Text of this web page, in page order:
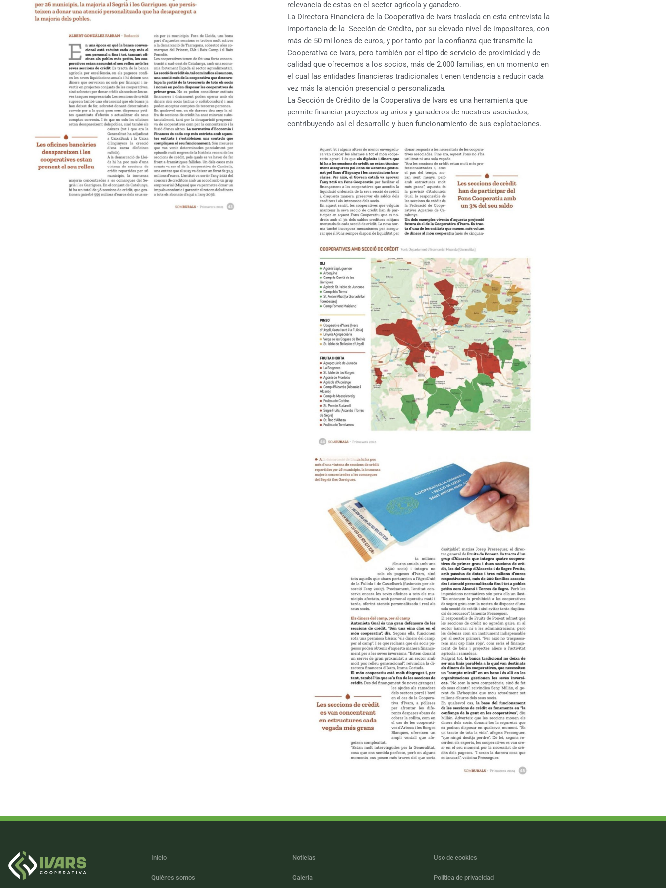
relevancia de estas en el sector agrícola y ganadero.
La Directora Financiera de la Cooperativa de Ivars traslada en esta entrevista la
importancia de la Sección de Crédito, por su elevado nivel de impositores, con
más de 50 millones de euros, y por tanto por la confianza que transmite la
Cooperativa de Ivars, pero también por el tipo de servicio de proximidad y de
calidad que ofrecemos a los socios, más de 2.000 familias, en un momento en
el cual las entidades financieras tradicionales tienen tendencia a reducir cada
vez más la atención presencial o personalizada.
La Sección de Crédito de la Cooperativa de Ivars es una herramienta que
permite financiar proyectos agrarios y ganaderos de nuestros asociados,
contribuyendo así el desarrollo y buen funcionamiento de sus explotaciones.
Inicio
Quiénes somos
Notícias
Galeria
Uso de cookies
Politica de privacidad